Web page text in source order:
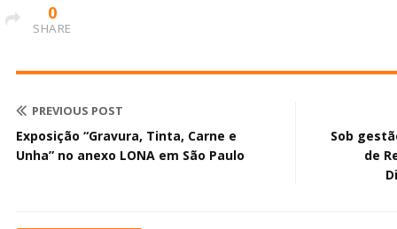
0
SHARE
PREVIOUS POST
Exposição “Gravura, Tinta, Carne e
Unha” no anexo LONA em São Paulo
Sob
de